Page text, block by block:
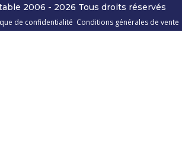
2006 - 2026 Tous droits réservés
de confidentialité Conditions générales de vente